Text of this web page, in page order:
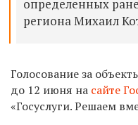
определенных
региона Михаил
Голосование за
до 12 июня на сайте
«Госуслуги. Решаем